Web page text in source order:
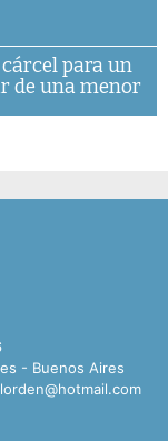
para un
de una menor
- Buenos Aires